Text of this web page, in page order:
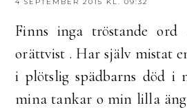
4 SEPTEMBER 2015 KL. 09:32
Finns inga tröstande ord
orättvist . Har själv mistat
i plötslig spädbarns död i
mina tankar o min lilla